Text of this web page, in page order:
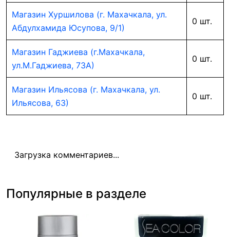
Магазин Хуршилова (г. Махачкала, ул.
Абдулхамида Юсупова, 9/1)
0 шт.
Магазин Гаджиева (г.Махачкала,
ул.М.Гаджиева, 73А)
0 шт.
Магазин Ильясова (г. Махачкала, ул.
Ильясова, 63)
0 шт.
Загрузка комментариев...
Популярные в разделе